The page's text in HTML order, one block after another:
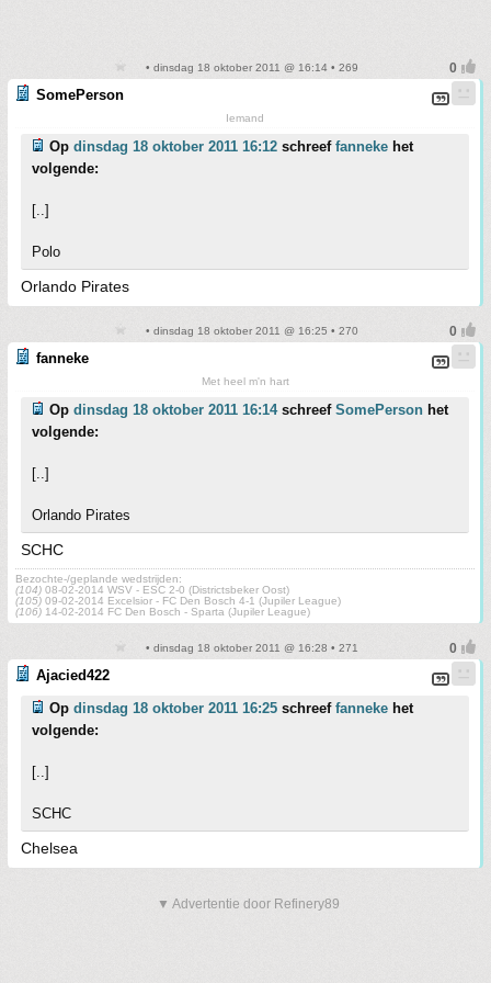
• dinsdag 18 oktober 2011 @ 16:14 • 269
SomePerson
Iemand
Op dinsdag 18 oktober 2011 16:12 schreef fanneke het
volgende:
[..]
Polo
Orlando Pirates
• dinsdag 18 oktober 2011 @ 16:25 • 270
fanneke
Met heel m'n hart
Op dinsdag 18 oktober 2011 16:14schreef SomePerson het
volgende:
[..]
Orlando Pirates
SCHC
Bezochte-/geplande wedstrijden:
(104) 08-02-2014 WSV - ESC 2-0 (Districtsbeker Oost)
(105) 09-02-2014 Excelsior - FC Den Bosch 4-1 (Jupiler League)
(106) 14-02-2014 FC Den Bosch - Sparta (Jupiler League)
• dinsdag 18 oktober 2011 @ 16:28 • 271
Ajacied422
Op dinsdag 18 oktober 2011 16:25 schreef fanneke het
volgende:
[..]
SCHC
Chelsea
▼ Advertentie door Refinery89